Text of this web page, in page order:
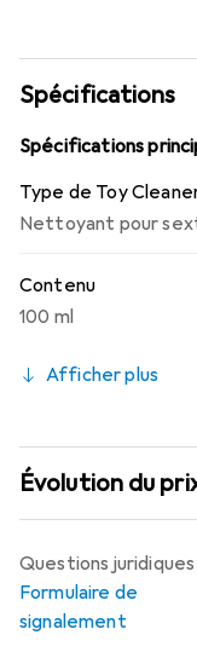
Spécifications
Spécifications
Type de Toy
Nettoyant pour
Contenu
100 ml
Afficher plus
Évolution du
Questions juridiques
Formulaire de
signalement